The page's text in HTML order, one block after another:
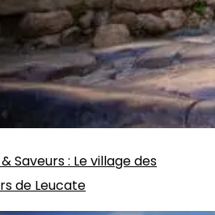
Saveurs: Le village des
de Leucate